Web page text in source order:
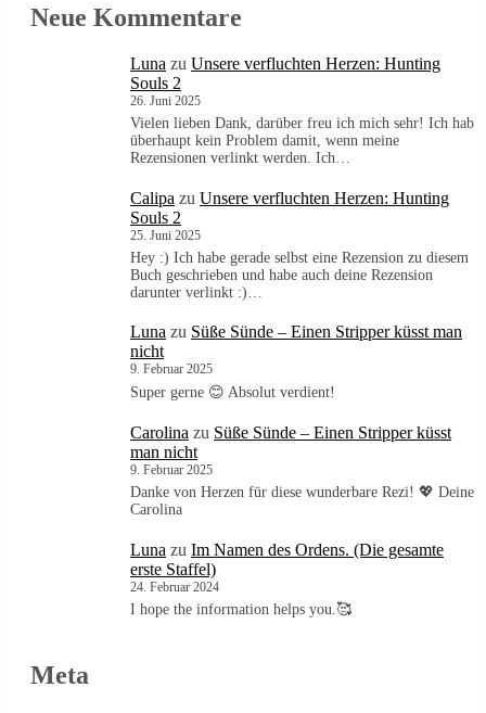
Neue Kommentare
Luna zu Unsere verfluchten Herzen: Hunting
Souls 2
26. Juni 2025
Vielen lieben Dank, darüber freu ich mich sehr! Ich hab
überhaupt kein Problem damit, wenn meine
Rezensionen verlinkt werden. Ich…
Calipa zu Unsere verfluchten Herzen: Hunting
Souls 2
25. Juni 2025
Hey :) Ich habe gerade selbst eine Rezension zu diesem
Buch geschrieben und habe auch deine Rezension
darunter verlinkt :)…
Luna zu Süße Sünde – Einen Stripper küsst man
nicht
9. Februar 2025
Super gerne 😊 Absolut verdient!
Carolina zu Süße Sünde – Einen Stripper küsst
man nicht
9. Februar 2025
Danke von Herzen für diese wunderbare Rezi! 💖 Deine
Carolina
Luna zu Im Namen des Ordens. (Die gesamte
erste Staffel)
24. Februar 2024
I hope the information helps you.🥰
Meta